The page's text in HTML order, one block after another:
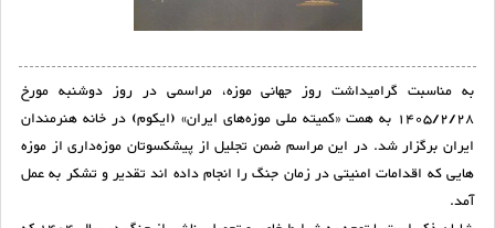
به مناسبت گرامیداشت روز جهانی موزه، مراسمی در روز دوشنبه مورخ
1405/2/28 به همت «کمیته ملی موزه‌های ایران» (ایکوم) در خانه هنرمندان
ایران برگزار شد. در این مراسم ضمن تجلیل از پیشکسوتان موزه‌داری از موزه
هایی که اقدامات امنیتی در زمان جنگ را انجام داده اند تقدیر و تشکر به عمل
آمد.